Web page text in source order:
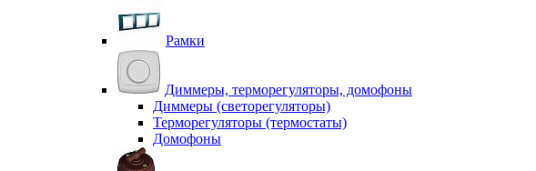
Рамки
Диммеры, терморегуляторы, домофоны
Диммеры (светорегуляторы)
Терморегуляторы (термостаты)
Домофоны